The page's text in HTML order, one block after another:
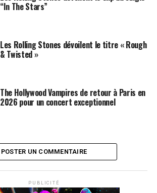
“In The Stars”
Les Rolling Stones dévoilent le titre « Rough
& Twisted »
The Hollywood Vampires de retour à Paris en
2026 pour un concert exceptionnel
POSTER UN COMMENTAIRE
PUBLICITÉ